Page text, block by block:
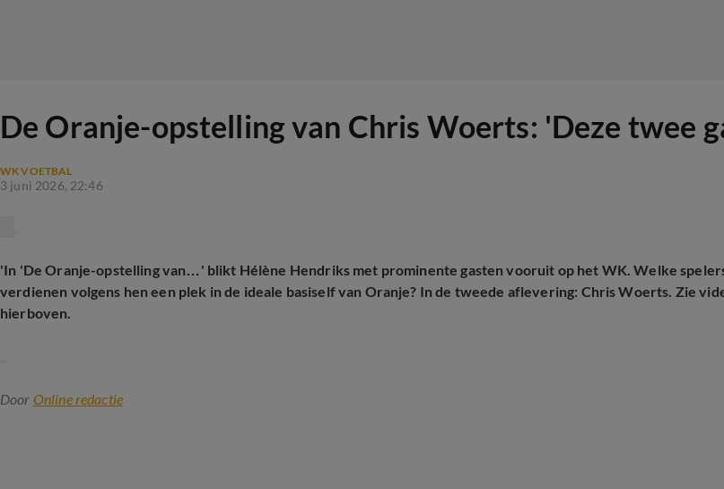
De Oranje-opstelling van Chris Woerts: 'Deze twee
WK VOETBAL
3 juni 2026, 22:46
'In 'De Oranje-opstelling van…' blikt Hélène Hendriks met prominente gasten vooruit op het WK. Welke
verdienen volgens hen een plek in de ideale basiself van Oranje? In de tweede aflevering: Chris Woerts. Zie
hierboven.
Door Online redactie